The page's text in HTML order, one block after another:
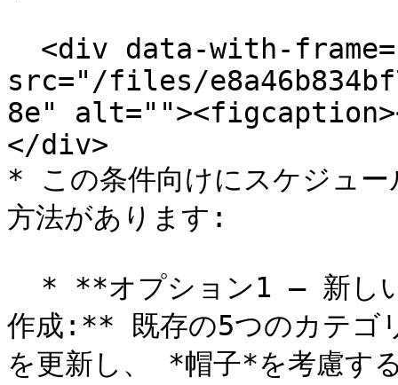
src="/files/
8e"
</div>
* この条件向けにスケジュー
方法があります:
作成:** 既存の5つのカテゴ
を更新し、 *帽子*を考慮す